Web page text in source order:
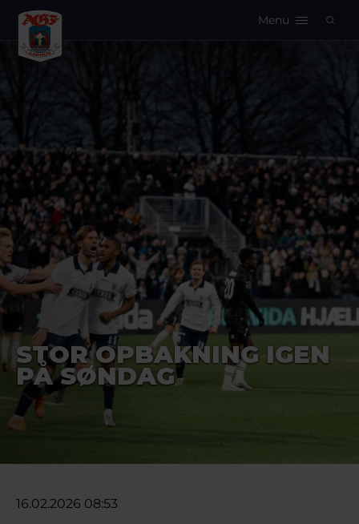
Menu
STOR OPBAKNING IGEN
PÅ SØNDAG
16.02.2026 08:53